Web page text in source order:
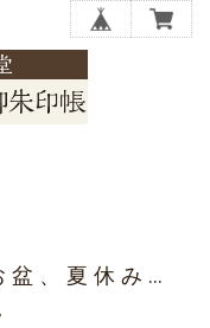
盆、夏休み…